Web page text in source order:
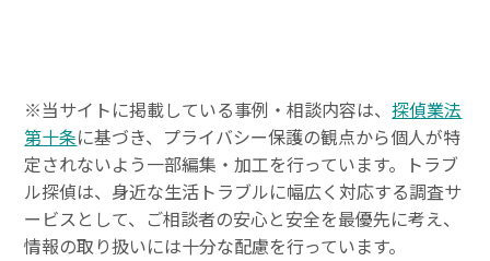
※当サイトに掲載している事例・相談内容は、探偵業法
第十条に基づき、プライバシー保護の観点から個人が特
定されないよう一部編集・加工を行っています。トラブ
ル探偵は、身近な生活トラブルに幅広く対応する調査サ
ービスとして、ご相談者の安心と安全を最優先に考え、
情報の取り扱いには十分な配慮を行っています。